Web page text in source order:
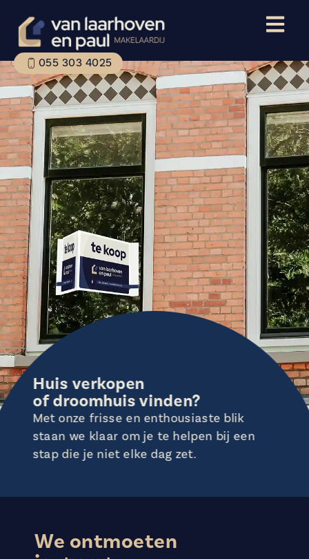
055 303 4025
Huis verkopen
of droomhuis vinden?
Met onze frisse en enthousiaste blik
staan we klaar om je te helpen bij een
stap die je niet elke dag zet.
We ontmoeten